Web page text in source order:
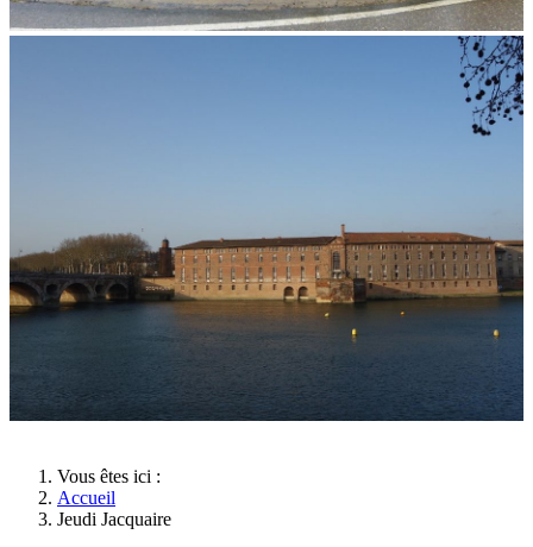
Vous êtes ici :
Accueil
Jeudi Jacquaire